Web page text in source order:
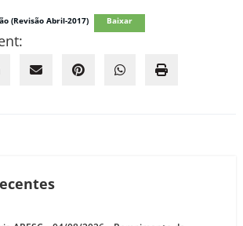
(Revisão Abril-2017) Baixar